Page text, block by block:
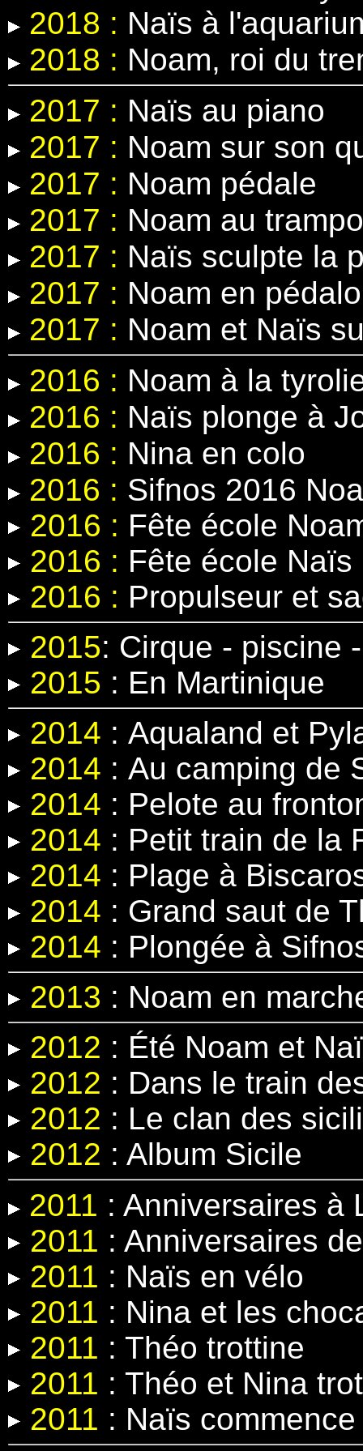
2018 : Naïs à
2018 : Noam, roi du
2017 : Naïs au piano
2017 : Noam sur son
2017 : Noam pédale
2017 : Noam au
2017 : Naïs sculpte la
2017 : Noam en pédalo
2017 : Noam et Naïs
2016 : Noam à la
2016 : Naïs plonge à
2016 : Nina en colo
2016 : Sifnos 2016
2016 : Fête école
2016 : Fête école Naïs
2016 : Propulseur et
2015: Cirque - piscine
2015 : En Martinique
2014 : Aqualand et
2014 : Au camping de
2014 : Pelote au
2014 : Petit train de la
2014 : Plage à
2014 : Grand saut de
2014 : Plongée à
2013 : Noam en
2012 : Été Noam et
2012 : Dans le train
2012 : Le clan des
2012 : Album Sicile
2011 : Anniversaires à
2011 : Anniversaires
2011 : Naïs en vélo
2011 : Nina et les
2011 : Théo trottine
2011 : Théo et Nina
2011 : Naïs